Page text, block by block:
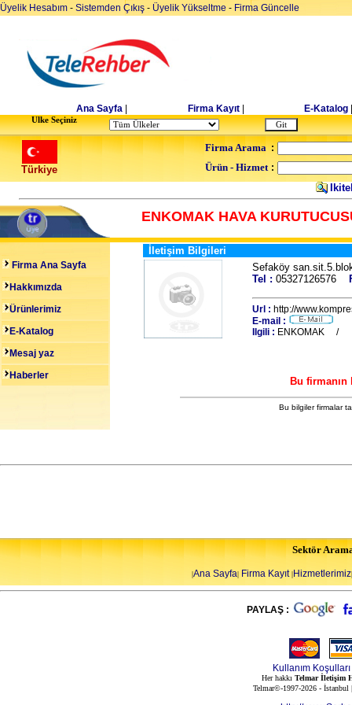
Üyelik Hesabım - Sistemden Çıkış - Üyelik Yükseltme - Firma Güncelle
Ana Sayfa Firma Kayıt E-Katalog
Ulke Seçiniz
Türkiye
Firma Arama :
Ürün - Hizmet :
ENKOMAK HAVA
Firma Ana Sayfa
Hakkımızda
Ürünlerimiz
E-Katalog
Mesaj yaz
Haberler
İletişim Bilgileri
Sefaköy
Tel : 05327126576
Url : http://
E-mail :
Ilgili : ENKOMAK /
Bu
Bu bilgiler firmalar
Sektör
|Ana Sayfa| Firma Kayıt|Hizmetlerimiz|
PAYLAŞ :
Kullanım Koşulları
Her hakkı Telmar İletişim
Telmar©-1997-2026 -